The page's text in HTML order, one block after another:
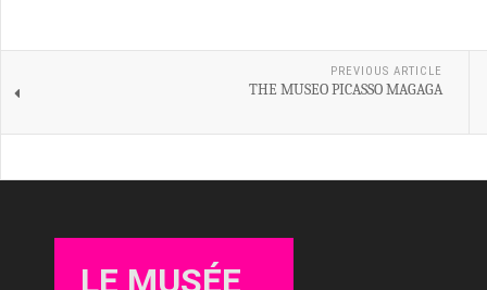
PREVIOUS ARTICLE
THE MUSEO PICASSO MAGAGA
LE MUSÉE